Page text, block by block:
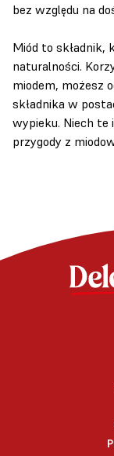
bez względu na
Miód to składnik,
naturalności.
miodem, możesz
składnika w
wypieku. Niech te
przygody z